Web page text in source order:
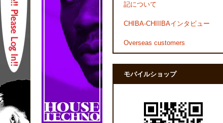
記について
CHIBA-CHIIIBAインタビュー
Overseas customers
モバイルショップ